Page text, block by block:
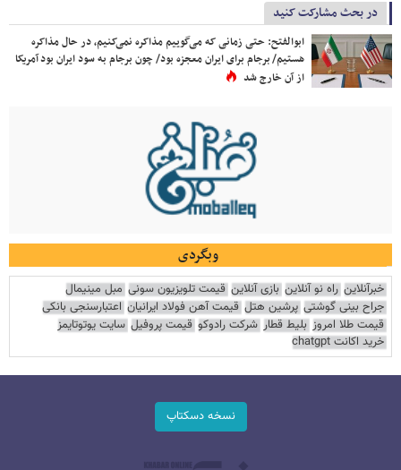
در بحث مشارکت کنید
ابوالفتح: حتی زمانی که می‌گوییم مذاکره نمی‌کنیم، در حال مذاکره
هستیم/ برجام برای ایران معجزه بود/ چون برجام به سود ایران بود آمریکا
از آن خارج شد
وبگردی
خبرآنلاین راه نو آنلاین بازی آنلاین قیمت تلویزیون سونی مبل مینیمال
جراح بینی گوشتی پرشین هتل قیمت آهن فولاد ایرانیان اعتبارسنجی بانکی
قیمت طلا امروز بلیط قطار شرکت رادوکو قیمت پروفیل سایت یوتوتایمز
خرید اکانت chatgpt
نسخه دسکتاپ